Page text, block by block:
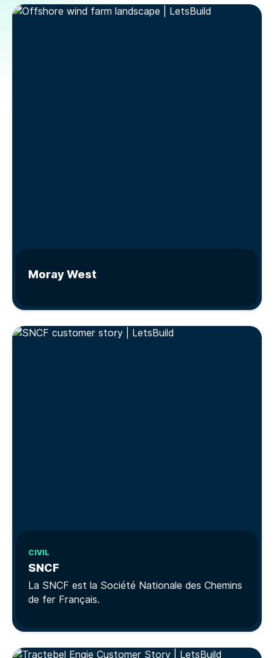
Moray West
CIVIL
SNCF
La SNCF est la Société Nationale des Chemins
de fer Français.